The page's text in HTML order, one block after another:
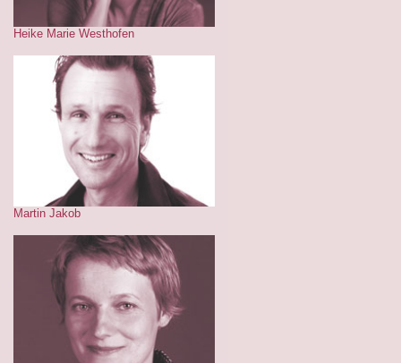
Heike Marie Westhofen
Martin Jakob